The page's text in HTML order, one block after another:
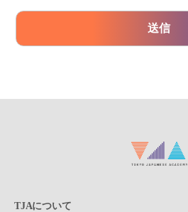
TJAについて